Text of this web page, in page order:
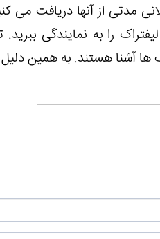
مدتی از آنها دریافت
لیفتراک را به نمایندگی
ها آشنا هستند. به همین